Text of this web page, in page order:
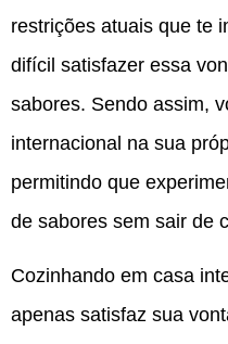
restrições atuais que te
difícil satisfazer essa
sabores. Sendo assim,
internacional na sua
permitindo que
de sabores sem sair de
Cozinhando em casa
apenas satisfaz sua